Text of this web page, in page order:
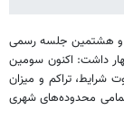
و هشتمین جلسه رسمی
داشت: اکنون سومین
شرایط، تراکم و میزان
محدوده‌های شهری